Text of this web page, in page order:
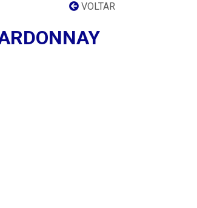
VOLTAR